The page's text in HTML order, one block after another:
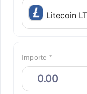
Litecoin
Importe *